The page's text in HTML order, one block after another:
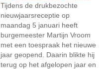
Tijdens de drukbezochte
nieuwjaarsreceptie op
maandag 5 januari heeft
burgemeester Martijn Vroom
met een toespraak het nieuwe
jaar geopend. Daarin blikte hij
terug op het afgelopen jaar en